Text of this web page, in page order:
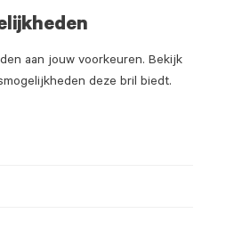
aan jouw voorkeuren. Bekijk
deze bril biedt.